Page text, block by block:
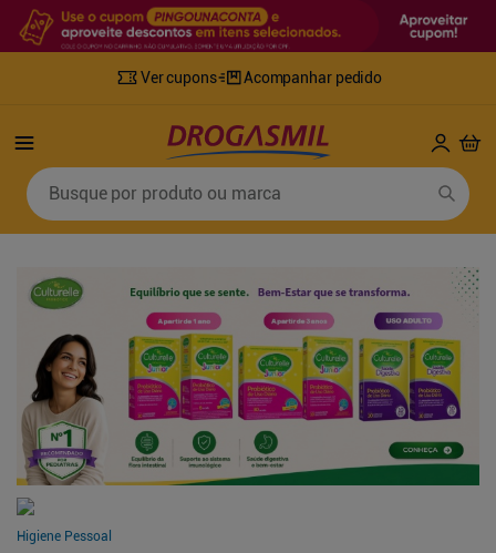
Ver cupons Acompanhar pedido
Busque por produto ou marca
Higiene Pessoal
Termos mais buscados
3º
retinol
mounjaro
5º fralda geriatrica
8
º
tylenol
fralda xg
10º shampoo